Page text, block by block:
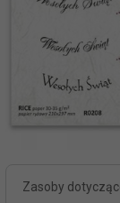
Zasoby